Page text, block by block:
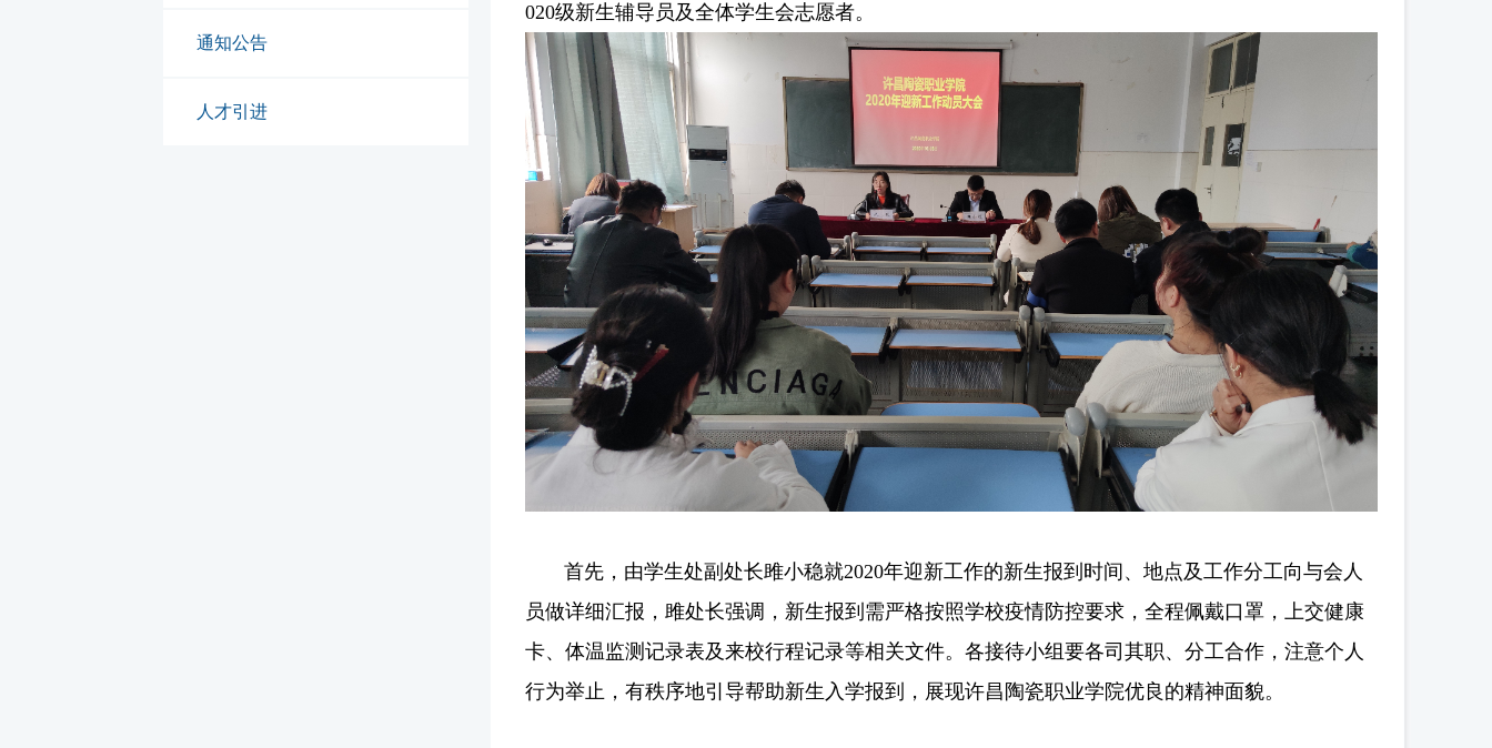
通知公告
人才引进
020级新生辅导员及全体学生会志愿者。
首先，由学生处副处长雎小稳就2020年迎新工作的新生报到时间、地点及工作分工向与会人
员做详细汇报，雎处长强调，新生报到需严格按照学校疫情防控要求，全程佩戴口罩，上交健康
卡、体温监测记录表及来校行程记录等相关文件。各接待小组要各司其职、分工合作，注意个人
行为举止，有秩序地引导帮助新生入学报到，展现许昌陶瓷职业学院优良的精神面貌。